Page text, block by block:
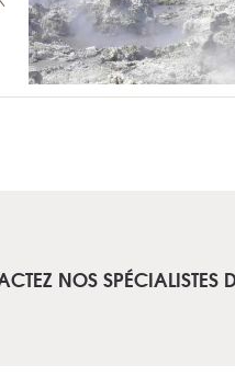
NOS SPÉCIALISTES